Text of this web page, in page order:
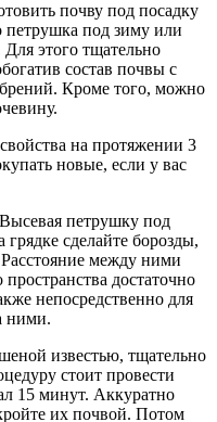
почву под посадку
петрушка под зиму или
этого тщательно
состав почвы с
Кроме того, можно
на протяжении 3
новые, если у вас
Высевая петрушку под
сделайте борозды,
между ними
достаточно
непосредственно для
ними.
известью, тщательно
стоит провести
15 минут. Аккуратно
их почвой. Потом